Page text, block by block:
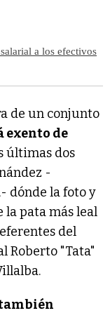
a los efectivos
de un conjunto
exento de
últimas dos
-
- dónde la foto y
la pata más leal
del
Roberto "Tata"